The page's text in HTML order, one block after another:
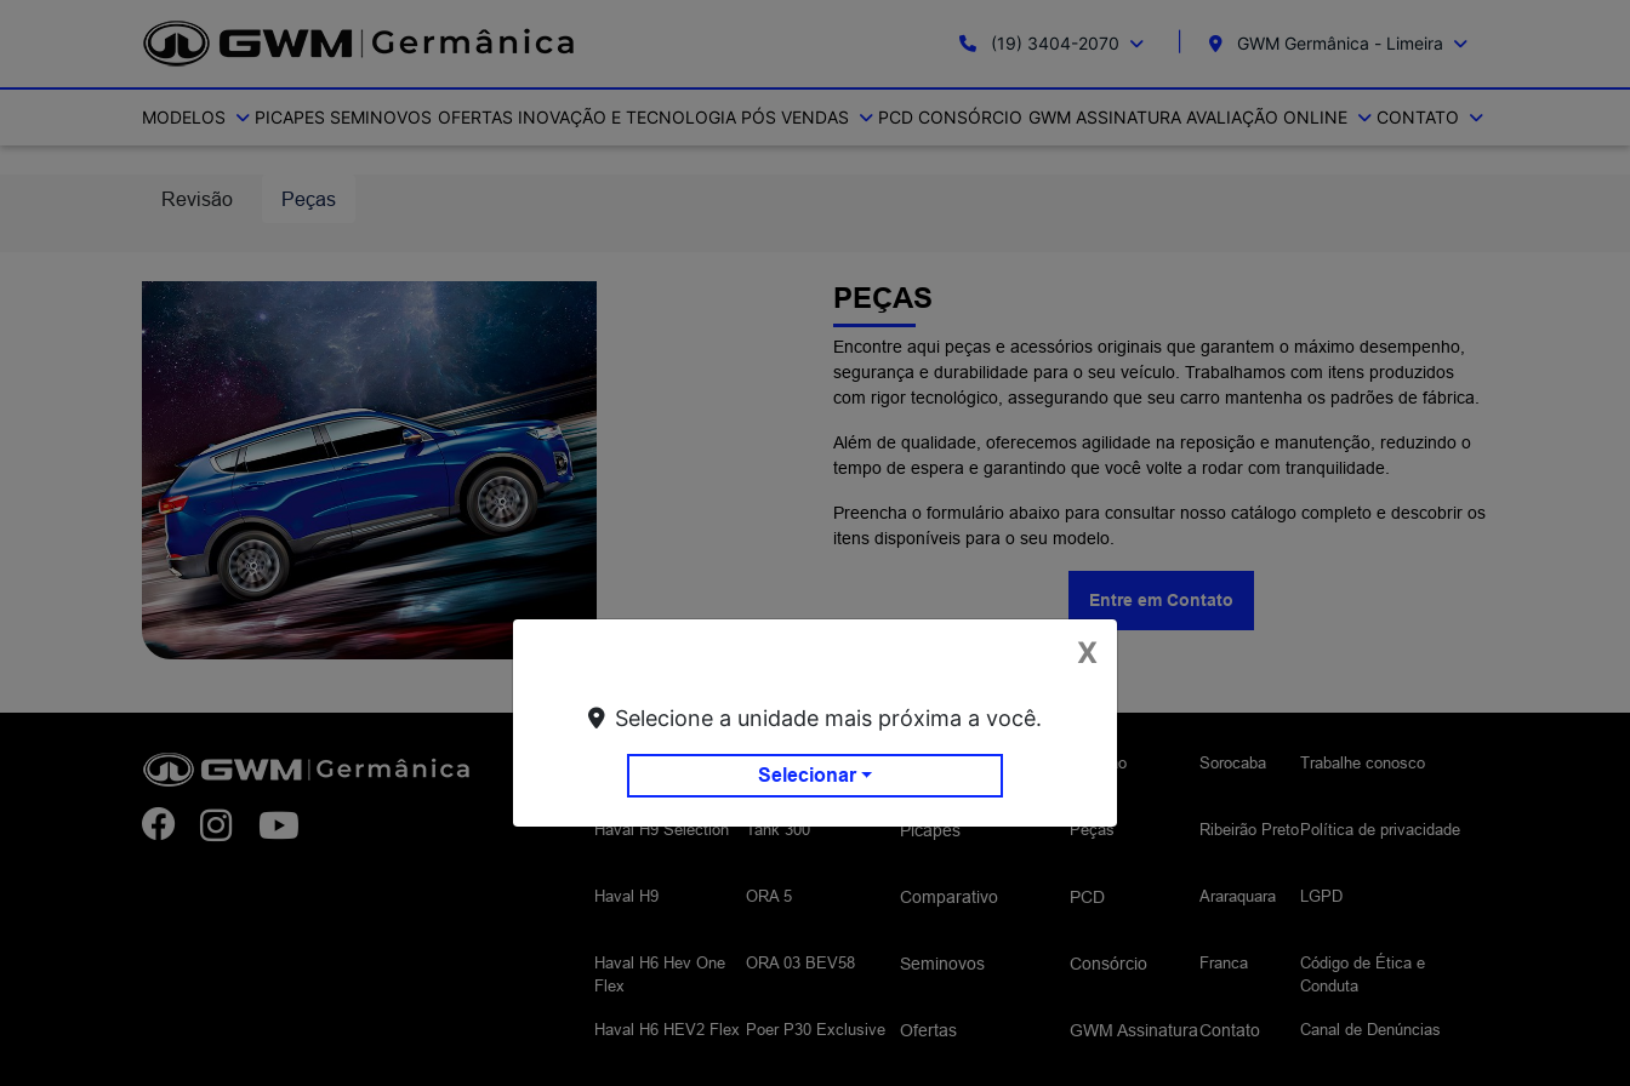
Ativar a compatibilidade com o leitor de tela
(19) 3404-2070 GWM Germânica - Limeira
MODELOS PICAPES SEMINOVOS OFERTAS INOVAÇÃO E TECNOLOGIA PÓS VENDAS PCD CONSÓRCIO GWM ASSINATURA AVALIAÇÃO ONLINE CONTATO
Revisão Peças
PEÇAS
Encontre aqui peças e acessórios originais que garantem o máximo desempenho,
segurança e durabilidade para o seu veículo. Trabalhamos com itens produzidos
com rigor tecnológico, assegurando que seu carro mantenha os padrões de fábrica.
Além de qualidade, oferecemos agilidade na reposição e manutenção, reduzindo o
tempo de espera e garantindo que você volte a rodar com tranquilidade.
Preencha o formulário abaixo para consultar nosso catálogo completo e descobrir os
itens disponíveis para o seu modelo.
Entre em Contato
Haval H9 Selection
Haval H9
Haval H6 Hev One
Flex
Haval H6 HEV2 Flex
Haval H6 PHEV35
Flex
Tank 300
ORA 5
ORA 03 BEV58
Poer P30 Exclusive
Wey 07
Picapes
Comparativo
Seminovos
Ofertas
Revisão
Peças
PCD
Consórcio
GWM Assinatura
Sorocaba
Ribeirão Preto
Araraquara
Franca
Contato
Trabalhe conosco
Política de privacidade
LGPD
Código de Ética e
Conduta
Canal de Denúncias
X
Selecione a unidade mais próxima a você.
Selecionar